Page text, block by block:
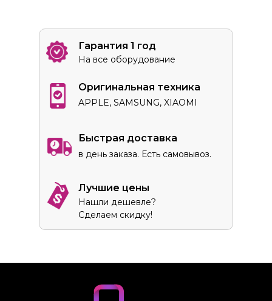
Гарантия 1 год
Оригинальная техника
Быстрая доставка
Лучшие цены
На все оборудование
APPLE, SAMSUNG, XIAOMI
в день заказа. Есть самовывоз.
Нашли дешевле?
Сделаем скидку!